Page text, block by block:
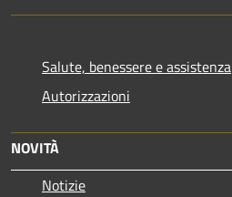
Salute, benessere e assistenza
Autorizzazioni
NOVITÀ
Notizie